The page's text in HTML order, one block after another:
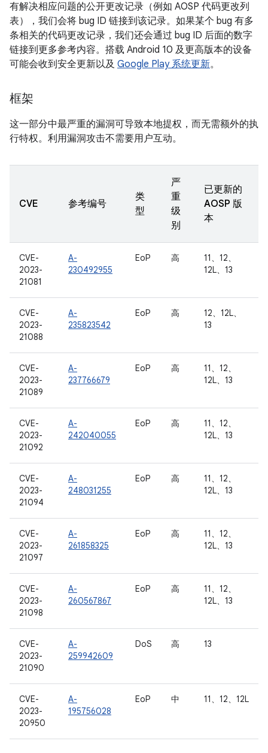
有解决相应问题的公开更改记录（例如 AOSP 代码更改列
表），我们会将 bug ID 链接到该记录。如果某个 bug 有多
条相关的代码更改记录，我们还会通过 bug ID 后面的数字
链接到更多参考内容。搭载 Android 10 及更高版本的设备
可能会收到安全更新以及 Google Play 系统更新。
框架
这一部分中最严重的漏洞可导致本地提权，而无需额外的执
行特权。利用漏洞攻击不需要用户互动。
CVE 参考编号
类
型
严
重
级
别
已更新的
AOSP 版
本
CVE-
2023-
21081
A-
230492955
EoP 高
11、12、
12L、13
CVE-
2023-
21088
A-
235823542
EoP 高
12、12L、
13
CVE-
2023-
21089
A-
237766679
EoP 高
11、12、
12L、13
CVE-
2023-
21092
A-
242040055
EoP 高
11、12、
12L、13
CVE-
2023-
21094
A-
248031255
EoP 高
11、12、
12L、13
CVE-
2023-
21097
A-
261858325
EoP 高
11、12、
12L、13
CVE-
2023-
21098
A-
260567867
EoP 高
11、12、
12L、13
CVE-
2023-
21090
A-
259942609
DoS 高 13
CVE-
2023-
20950
A-
195756028
EoP 中 11、12、12L